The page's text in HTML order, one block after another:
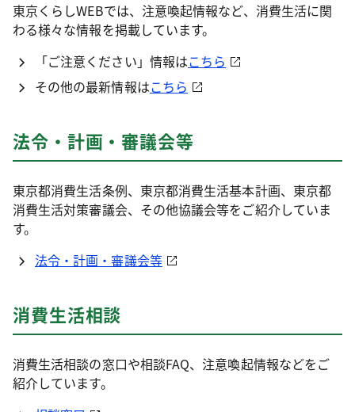
東京くらしWEBでは、注意喚起情報など、消費生活に関
わる様々な情報を掲載しています。
「ご注意ください」情報はこちら
その他の最新情報はこちら
法令・計画・審議会等
東京都消費生活条例、東京都消費生活基本計画、東京都
消費生活対策審議会、その他協議会等をご紹介していま
す。
法令・計画・審議会等
消費生活相談
消費生活相談の窓口や相談FAQ、注意喚起情報などをご
紹介しています。